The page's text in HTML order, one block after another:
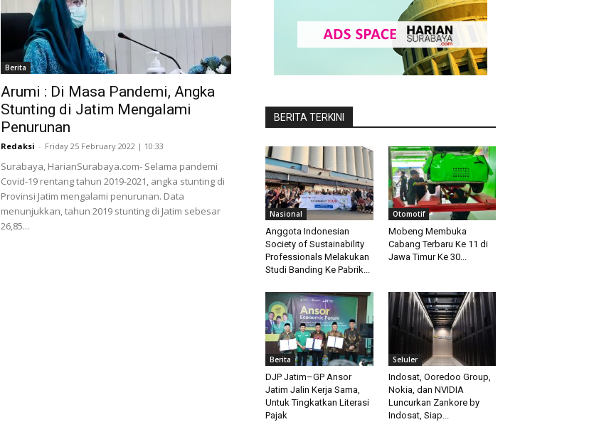
Berita
Arumi : Di Masa Pandemi, Angka
Stunting di Jatim Mengalami
Penurunan
Redaksi - Friday 25 February 2022 | 10:33
Surabaya, HarianSurabaya.com- Selama pandemi
Covid-19 rentang tahun 2019-2021, angka stunting di
Provinsi Jatim mengalami penurunan. Data
menunjukkan, tahun 2019 stunting di Jatim sebesar
26,85...
BERITA TERKINI
Nasional
Anggota Indonesian
Society of Sustainability
Professionals Melakukan
Studi Banding Ke Pabrik...
Otomotif
Mobeng Membuka
Cabang Terbaru Ke 11 di
Jawa Timur Ke 30...
Berita
DJP Jatim–GP Ansor
Jatim Jalin Kerja Sama,
Untuk Tingkatkan Literasi
Pajak
Seluler
Indosat, Ooredoo Group,
Nokia, dan NVIDIA
Luncurkan Zankore by
Indosat, Siap...